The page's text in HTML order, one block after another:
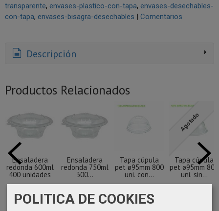
transparente envases-plastico-con-tapa envases-desechables-
con-tapa envases-bisagra-desechables | Comentarios
Descripción
Productos Relacionados
Ensaladera
redonda 600ml
400 unidades
76,47 €
Ensaladera
redonda 750ml
300...
67,09 €
Tapa cúpula
pet ø95mm 800
uni. con...
33,57 €
Agotado
Tapa cúpula
pet ø95mm 800
uni. sin...
33,57 €
POLITICA DE COOKIES